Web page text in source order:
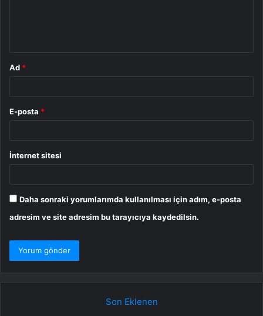
Ad *
E-posta *
İnternet sitesi
Daha sonraki yorumlarımda kullanılması için adım, e-posta
adresim ve site adresim bu tarayıcıya kaydedilsin.
Son Eklenen